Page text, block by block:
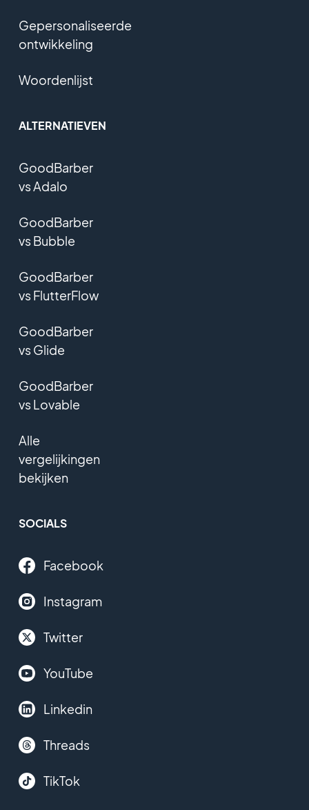
Gepersonaliseerde
ontwikkeling
Woordenlijst
ALTERNATIEVEN
GoodBarber
vs Adalo
GoodBarber
vs Bubble
GoodBarber
vs FlutterFlow
GoodBarber
vs Glide
GoodBarber
vs Lovable
Alle
vergelijkingen
bekijken
SOCIALS
Facebook
Instagram
Twitter
YouTube
Linkedin
Threads
TikTok